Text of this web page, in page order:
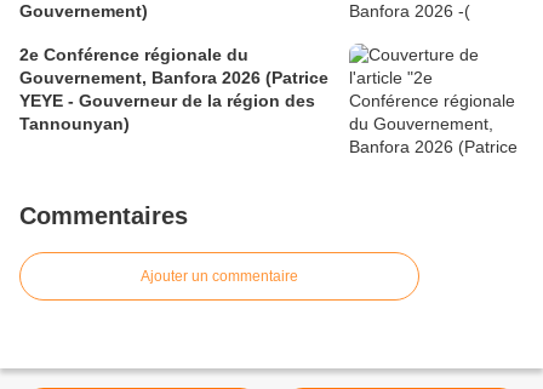
Gouvernement)
2e Conférence régionale du
Gouvernement, Banfora 2026 (Patrice
YEYE - Gouverneur de la région des
Tannounyan)
Commentaires
Ajouter un commentaire